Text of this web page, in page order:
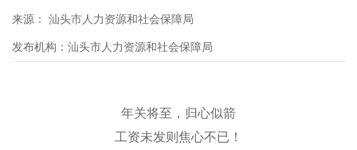
来源： 汕头市人力资源和社会保障局
发布机构： 汕头市人力资源和社会保障局
年关将至，归心似箭
工资未发则焦心不已！